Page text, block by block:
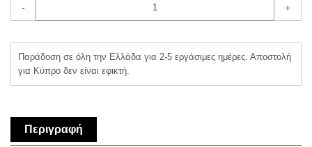
- +
Παράδοση σε όλη την Ελλάδα για 2-5 εργάσιμες ημέρες. Αποστολή
για Κύπρο δεν είναι εφικτή.
Περιγραφή